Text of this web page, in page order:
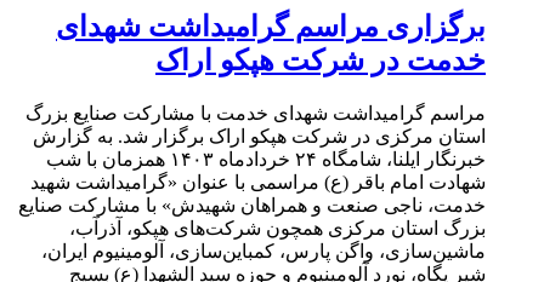
برگزاری مراسم گرامیداشت شهدای
خدمت در شرکت هپکو اراک
مراسم گرامیداشت شهدای خدمت با مشارکت صنایع بزرگ
استان مرکزی در شرکت هپکو اراک برگزار شد. به گزارش
خبرنگار ایلنا، شامگاه ۲۴ خردادماه ۱۴۰۳ همزمان با شب
شهادت امام باقر (ع) مراسمی با عنوان «گرامیداشت شهید
خدمت، ناجی صنعت و همراهان شهیدش» با مشارکت صنایع
بزرگ استان مرکزی همچون شرکت‌های هپکو، آذرآب،
ماشین‌سازی، واگن پارس، کمباین‌سازی، آلومینیوم ایران،
شیر پگاه، نورد آلومینیوم و حوزه سید الشهدا (ع) بسیج